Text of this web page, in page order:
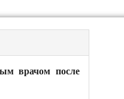
врачом после